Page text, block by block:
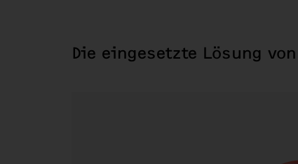
Die eingesetzte Lösung von